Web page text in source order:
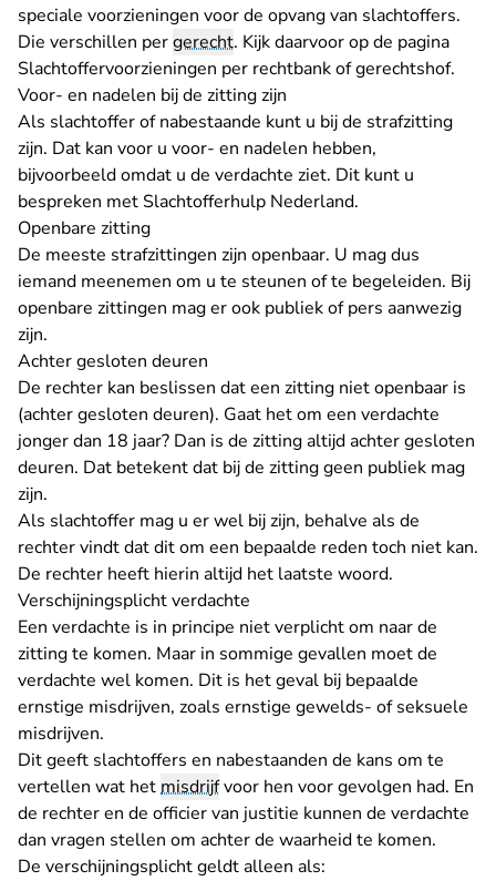
speciale voorzieningen voor de opvang van slachtoffers.
Die verschillen pergerecht. Kijk daarvoor op de pagina
Slachtoffervoorzieningen per rechtbank of gerechtshof.
Voor- en nadelen bij de zitting zijn
Als slachtoffer of nabestaande kunt u bij de strafzitting
zijn. Dat kan voor u voor- en nadelen hebben,
bijvoorbeeld omdat u de verdachte ziet. Dit kunt u
bespreken met Slachtofferhulp Nederland.
Openbare zitting
De meeste strafzittingen zijn openbaar. U mag dus
iemand meenemen om u te steunen of te begeleiden. Bij
openbare zittingen mag er ook publiek of pers aanwezig
zijn.
Achter gesloten deuren
De rechter kan beslissen dat een zitting niet openbaar is
(achter gesloten deuren). Gaat het om een verdachte
jonger dan 18 jaar? Dan is de zitting altijd achter gesloten
deuren. Dat betekent dat bij de zitting geen publiek mag
zijn.
Als slachtoffer mag u er wel bij zijn, behalve als de
rechter vindt dat dit om een bepaalde reden toch niet kan.
De rechter heeft hierin altijd het laatste woord.
Verschijningsplicht verdachte
Een verdachte is in principe niet verplicht om naar de
zitting te komen. Maar in sommige gevallen moet de
verdachte wel komen. Dit is het geval bij bepaalde
ernstige misdrijven, zoals ernstige gewelds- of seksuele
misdrijven.
Dit geeft slachtoffers en nabestaanden de kans om te
vertellen wat hetmisdrijfvoor hen voor gevolgen had. En
de rechter en de officier van justitie kunnen de verdachte
dan vragen stellen om achter de waarheid te komen.
De verschijningsplicht geldt alleen als: